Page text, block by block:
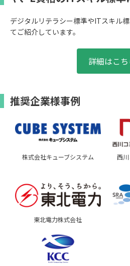
デジタルリテラシー標準やITスキル
てご紹介しています。
詳細はこち
推奨企業様事例
株式会社キューブシステム
西
東北電力株式会社